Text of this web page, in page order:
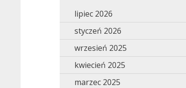
lipiec 2026
styczeń 2026
wrzesień 2025
kwiecień 2025
marzec 2025